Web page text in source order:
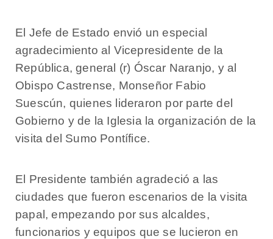
El Jefe de Estado envió un especial
agradecimiento al Vicepresidente de la
República, general (r) Óscar Naranjo, y al
Obispo Castrense, Monseñor Fabio
Suescún, quienes lideraron por parte del
Gobierno y de la Iglesia la organización de la
visita del Sumo Pontífice.
El Presidente también agradeció a las
ciudades que fueron escenarios de la visita
papal, empezando por sus alcaldes,
funcionarios y equipos que se lucieron en